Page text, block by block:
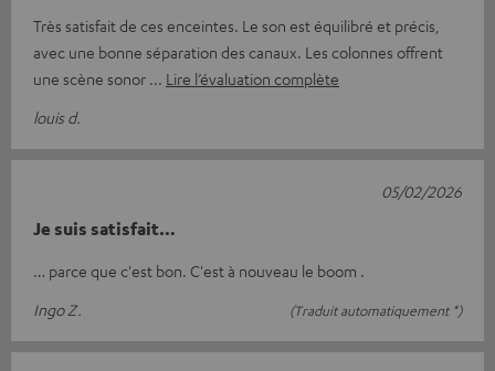
Très satisfait de ces enceintes. Le son est équilibré et précis,
avec une bonne séparation des canaux. Les colonnes offrent
une scène sonor
Lire l’évaluation complète
louis d.
Je suis satisfait…
… parce que c'est bon. C'est à nouveau le boom .
Ingo Z.
(Traduit automatiquement *)
05/02/2026